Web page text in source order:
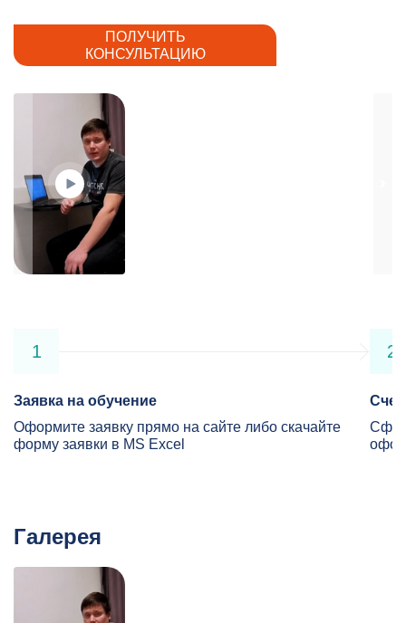
ПОЛУЧИТЬ
КОНСУЛЬТАЦИЮ
1
Заявка на обучение
Оформите заявку прямо на сайте либо скачайте
форму заявки в MS Excel
2
Галерея